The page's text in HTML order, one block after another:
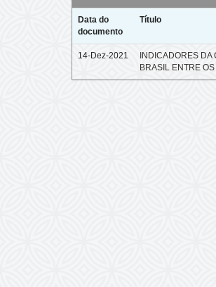
Data do
documento
Título
14-Dez-2021
INDICADORES
BRASIL ENTRE